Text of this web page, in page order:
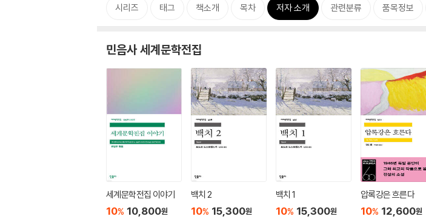
시리즈 태그 책소개 목차 저자 소개 관련분류 품목정보
민음사 세계문학전집
세계문학전집 이야기
10% 10,800원
백치 2
10% 15,300원
백치 1
10% 15,300원
압록강은 흐른다
10% 12,600원